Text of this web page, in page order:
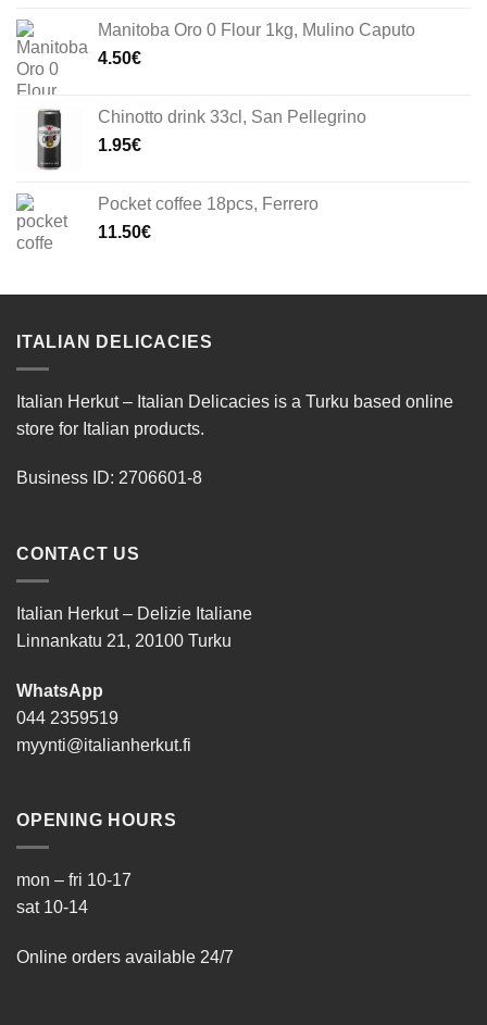
Manitoba Oro 0 Flour 1kg, Mulino Caputo
4.50€
Chinotto drink 33cl, San Pellegrino
1.95€
Pocket coffee 18pcs, Ferrero
11.50€
ITALIAN DELICACIES
Italian Herkut – Italian Delicacies is a Turku based online
store for Italian products.
Business ID: 2706601-8
CONTACT US
Italian Herkut – Delizie Italiane
Linnankatu 21, 20100 Turku
WhatsApp
044 2359519
myynti@italianherkut.fi
OPENING HOURS
mon – fri 10-17
sat 10-14
Online orders available 24/7